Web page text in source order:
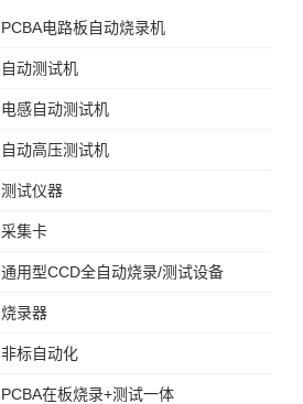
PCBA电路板自动烧录机
自动测试机
电感自动测试机
自动高压测试机
测试仪器
采集卡
通用型CCD全自动烧录/测试设备
烧录器
非标自动化
PCBA在板烧录+测试一体